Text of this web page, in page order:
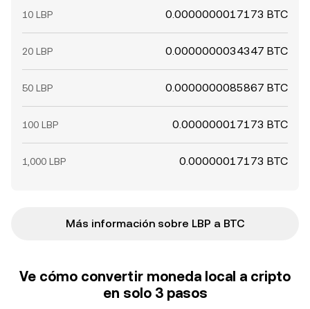
10 LBP 0.0000000017173 BTC
20 LBP 0.0000000034347 BTC
50 LBP 0.0000000085867 BTC
100 LBP 0.000000017173 BTC
1,000 LBP 0.00000017173 BTC
Más información sobre LBP a BTC
Ve cómo convertir moneda local a cripto
en solo 3 pasos